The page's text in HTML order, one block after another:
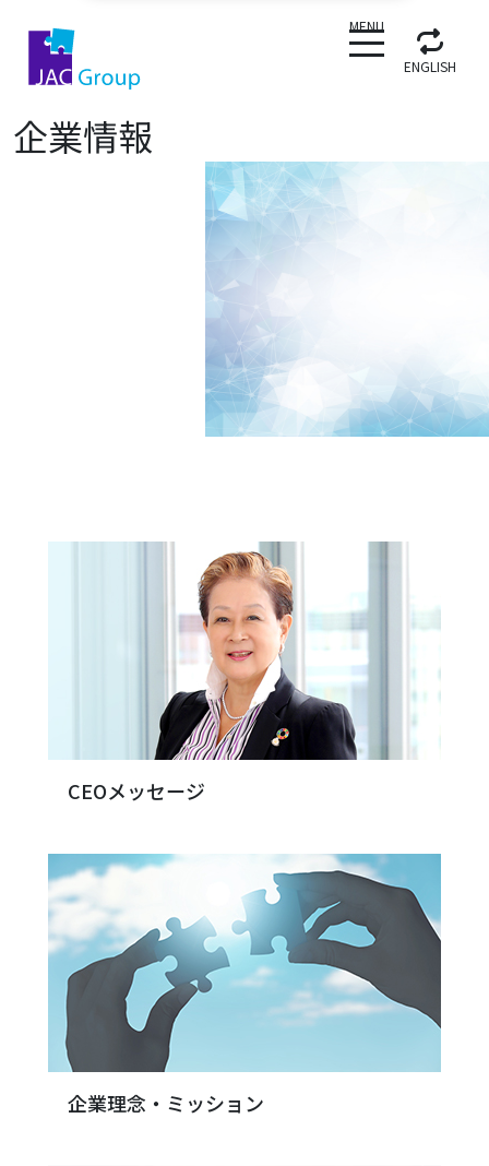
MENU
ENGLISH
企業情報
CEOメッセージ
企業理念・ミッション